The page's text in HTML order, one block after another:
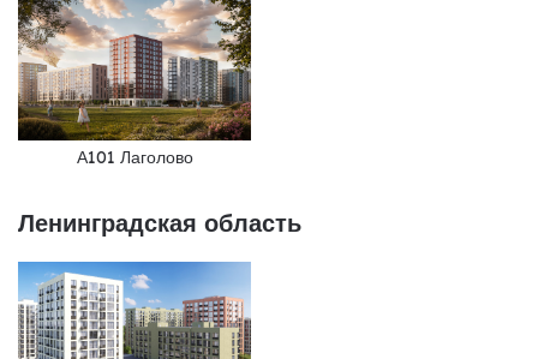
А101 Лаголово
Ленинградская область